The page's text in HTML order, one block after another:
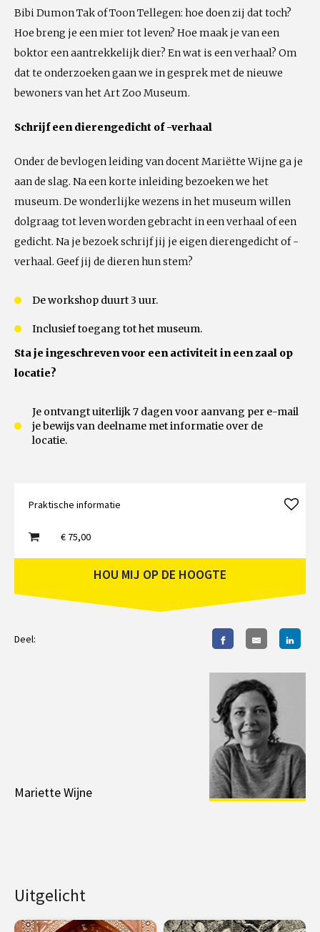
Bibi Dumon Tak of Toon Tellegen: hoe doen zij dat toch?
Hoe breng je een mier tot leven? Hoe maak je van een
boktor een aantrekkelijk dier? En wat is een verhaal? Om
dat te onderzoeken gaan we in gesprek met de nieuwe
bewoners van het Art Zoo Museum.
Schrijf een dierengedicht of -verhaal
Onder de bevlogen leiding van docent Mariëtte Wijne ga je
aan de slag. Na een korte inleiding bezoeken we het
museum. De wonderlijke wezens in het museum willen
dolgraag tot leven worden gebracht in een verhaal of een
gedicht. Na je bezoek schrijf jij je eigen dierengedicht of -
verhaal. Geef jij de dieren hun stem?
De workshop duurt 3 uur.
Inclusief toegang tot het museum.
Sta je ingeschreven voor een activiteit in een zaal op
locatie?
Je ontvangt uiterlijk 7 dagen voor aanvang per e-mail
je bewijs van deelname met informatie over de
locatie.
Praktische informatie
€ 75,00
HOU MIJ OP DE HOOGTE
Deel:
Mariette Wijne
Uitgelicht